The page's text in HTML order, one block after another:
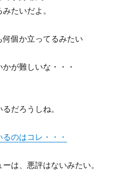
たいだよ。
個か立ってるみたい
が難しいな・・・
だろうしね。
のはコレ・・・
は、悪評はないみたい。